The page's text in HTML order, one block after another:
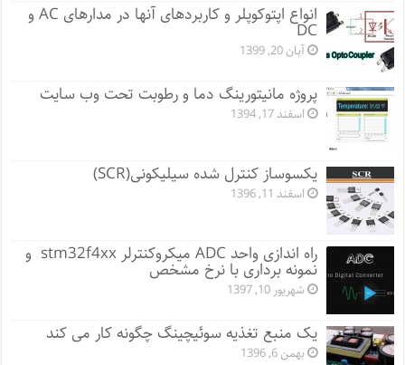
انواع اپتوکوپلر و کاربردهای آنها در مدارهای AC و
DC
آبان 20, 1399
پروژه مانيتورينگ دما و رطوبت تحت وب سایت
اسفند 17, 1394
یکسوساز کنترل شده سیلیکونی(SCR)
اسفند 11, 1396
راه اندازی واحد ADC میکروکنترلر stm32f4xx و
نمونه برداری با نرخ مشخص
شهریور 10, 1397
یک منبع تغذیه سوئیچینگ چگونه کار می کند
بهمن 6, 1396